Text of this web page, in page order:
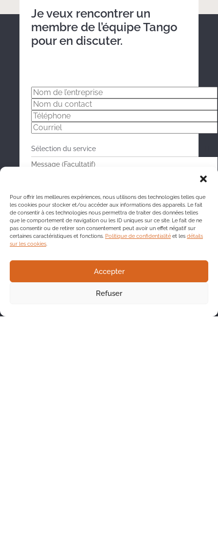
Pour offrir les meilleures expériences, nous utilisons des technologies telles que
les cookies pour stocker et/ou accéder aux informations des appareils. Le fait
de consentir à ces technologies nous permettra de traiter des données telles
que le comportement de navigation ou les ID uniques sur ce site. Le fait de ne
pas consentir ou de retirer son consentement peut avoir un effet négatif sur
certaines caractéristiques et fonctions. Politique de confidentialité et les détails
sur les cookies.
Accepter
Refuser
Je veux rencontrer un
membre de l’équipe Tango
pour en discuter.